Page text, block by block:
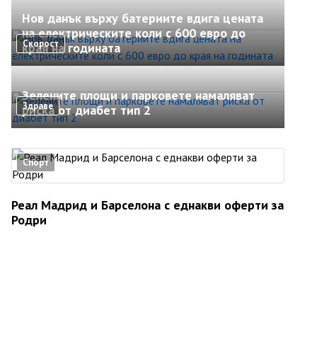
Скорост
Нов данък върху батериите вдига цената
на електрическите коли с 600 евро до
края на годината
Здраве
Зелените площи и парковете намаляват
риска от диабет тип 2
Спорт
Реал Мадрид и Барселона с еднакви оферти за
Родри